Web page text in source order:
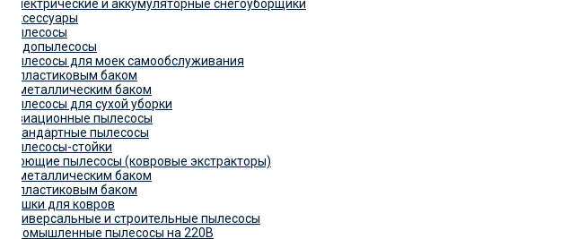
Электрические и аккумуляторные снегоуборщики
Аксессуары
Пылесосы
Водопылесосы
Пылесосы для моек самообслуживания
С пластиковым баком
С металлическим баком
Пылесосы для сухой уборки
Авиационные пылесосы
Стандартные пылесосы
Пылесосы-стойки
Моющие пылесосы (ковровые экстракторы)
С металлическим баком
С пластиковым баком
Сушки для ковров
Универсальные и строительные пылесосы
Промышленные пылесосы на 220В